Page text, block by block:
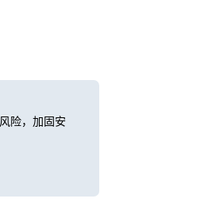
险，加固安